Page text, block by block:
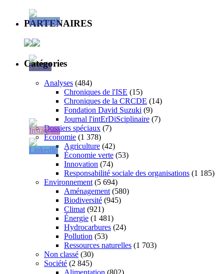
PARTENAIRES
Catégories
Analyses (484)
Chroniques de l'ISE (15)
Chroniques de la CRCDE (14)
Fondation David Suzuki (9)
Journal l'intErDiSciplinaire (7)
Dossiers spéciaux (7)
Économie (1 378)
Agriculture (42)
Économie verte (53)
Innovation (74)
Responsabilité sociale des organisations (1 185)
Environnement (5 694)
Aménagement (580)
Biodiversité (945)
Climat (921)
Énergie (1 481)
Hydrocarbures (24)
Pollution (53)
Ressources naturelles (1 703)
Non classé (30)
Société (2 845)
Alimentation (802)